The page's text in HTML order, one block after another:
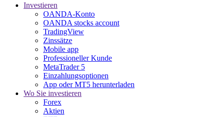
Investieren
OANDA-Konto
OANDA stocks account
TradingView
Zinssätze
Mobile app
Professioneller Kunde
MetaTrader 5
Einzahlungsoptionen
App oder MT5 herunterladen
Wo Sie investieren
Forex
Aktien